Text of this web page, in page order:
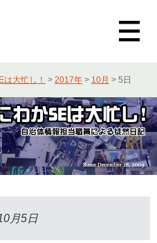
は大忙し！ > 2017年 > 10月 > 5日
月5日